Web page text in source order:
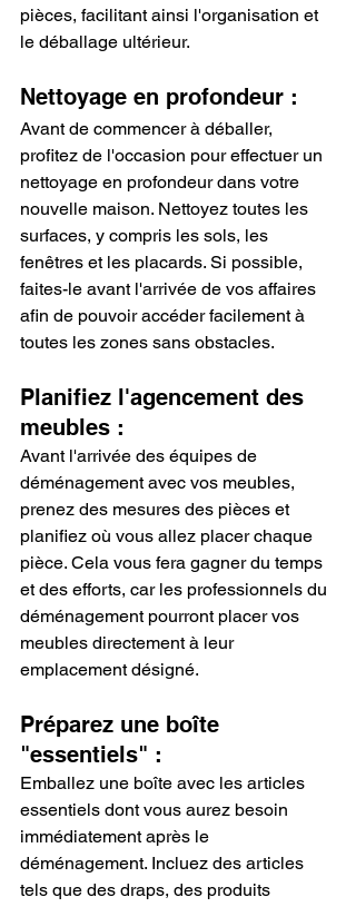
pièces, facilitant ainsi l'organisation et
le déballage ultérieur.
Nettoyage en profondeur :
Avant de commencer à déballer,
profitez de l'occasion pour effectuer un
nettoyage en profondeur dans votre
nouvelle maison. Nettoyez toutes les
surfaces, y compris les sols, les
fenêtres et les placards. Si possible,
faites-le avant l'arrivée de vos affaires
afin de pouvoir accéder facilement à
toutes les zones sans obstacles.
Planifiez l'agencement des
meubles :
Avant l'arrivée des équipes de
déménagement avec vos meubles,
prenez des mesures des pièces et
planifiez où vous allez placer chaque
pièce. Cela vous fera gagner du temps
et des efforts, car les professionnels du
déménagement pourront placer vos
meubles directement à leur
emplacement désigné.
Préparez une boîte
"essentiels" :
Emballez une boîte avec les articles
essentiels dont vous aurez besoin
immédiatement après le
déménagement. Incluez des articles
tels que des draps, des produits